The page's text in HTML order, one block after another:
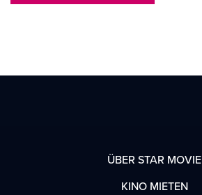
ÜBER STAR MOVIE
KINO MIETEN